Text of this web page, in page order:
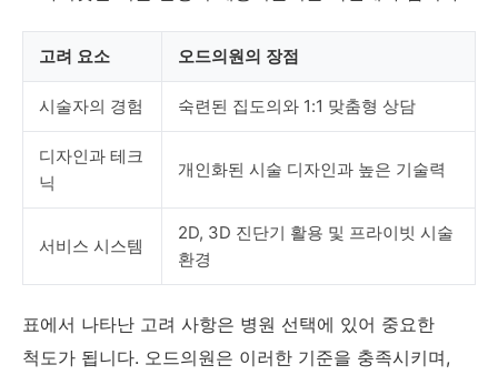
고려 요소 오드의원의 장점
시술자의 경험 숙련된 집도의와 1:1 맞춤형 상담
디자인과 테크
닉
개인화된 시술 디자인과 높은 기술력
서비스 시스템
2D, 3D 진단기 활용 및 프라이빗 시술
환경
표에서 나타난 고려 사항은 병원 선택에 있어 중요한
척도가 됩니다. 오드의원은 이러한 기준을 충족시키며,